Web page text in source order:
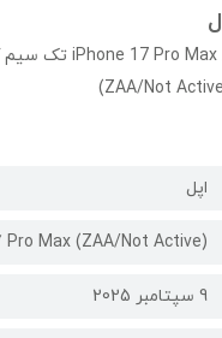
اپل
Pro Max (ZAA/Not Active)
9 سپتامبر 2025